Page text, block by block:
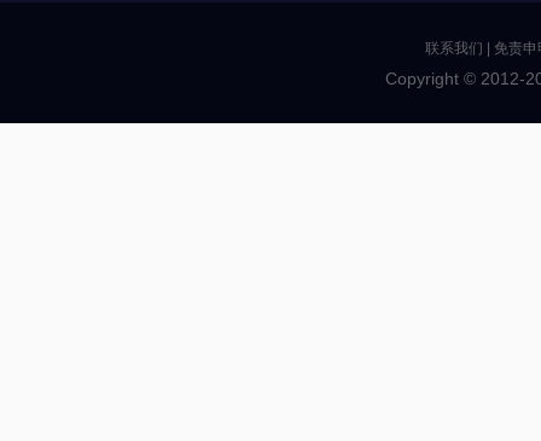
联系我们 免责申
Copyright © 2012-